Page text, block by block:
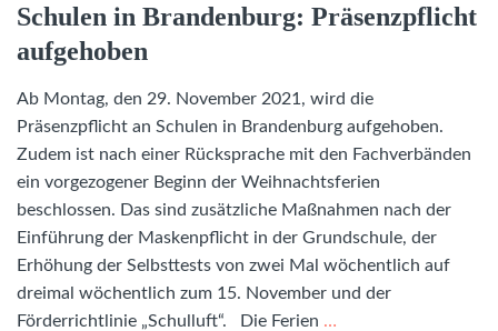
Schulen in Brandenburg: Präsenzpflicht
aufgehoben
Ab Montag, den 29. November 2021, wird die
Präsenzpflicht an Schulen in Brandenburg aufgehoben.
Zudem ist nach einer Rücksprache mit den Fachverbänden
ein vorgezogener Beginn der Weihnachtsferien
beschlossen. Das sind zusätzliche Maßnahmen nach der
Einführung der Maskenpflicht in der Grundschule, der
Erhöhung der Selbsttests von zwei Mal wöchentlich auf
dreimal wöchentlich zum 15. November und der
Förderrichtlinie „Schulluft“. Die Ferien …